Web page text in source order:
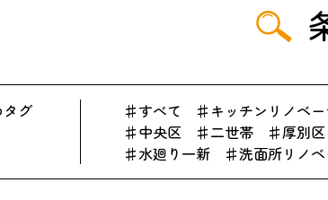
タグ すべて キッチンリノベ
中央区
二世帯 厚別区
水廻り一新
洗面所リノ